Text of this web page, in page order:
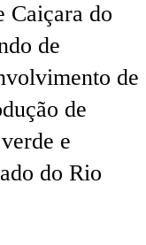
Caiçara do
de
de
de
e
do Rio